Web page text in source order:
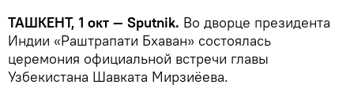
ТАШКЕНТ, 1 окт — Sputnik. Во дворце президента
Индии «Раштрапати Бхаван» состоялась
церемония официальной встречи главы
Узбекистана Шавката Мирзиёева.